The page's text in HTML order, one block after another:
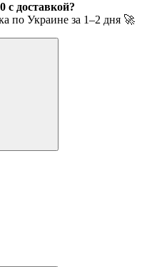
с доставкой?
по Украине за 1–2 дня 🚀